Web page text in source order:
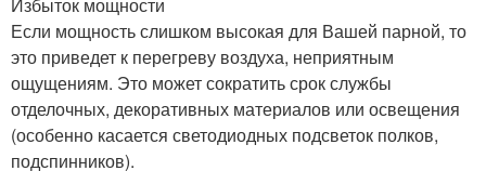
Если мощность слишком высокая для Вашей парной, то
это приведет к перегреву воздуха, неприятным
ощущениям. Это может сократить срок службы
отделочных, декоративных материалов или освещения
(особенно касается светодиодных подсветок полков,
подспинников).